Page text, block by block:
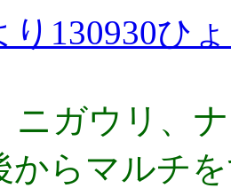
り130930ひ
ニガウリ、
からマルチ